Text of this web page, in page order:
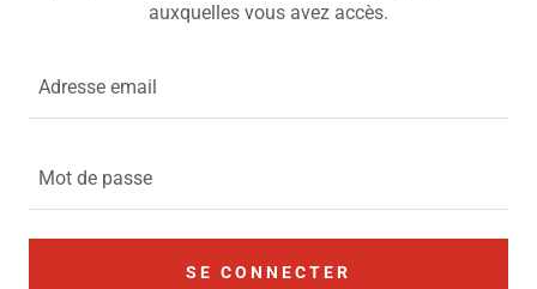
auxquelles vous avez accès.
SE CONNECTER